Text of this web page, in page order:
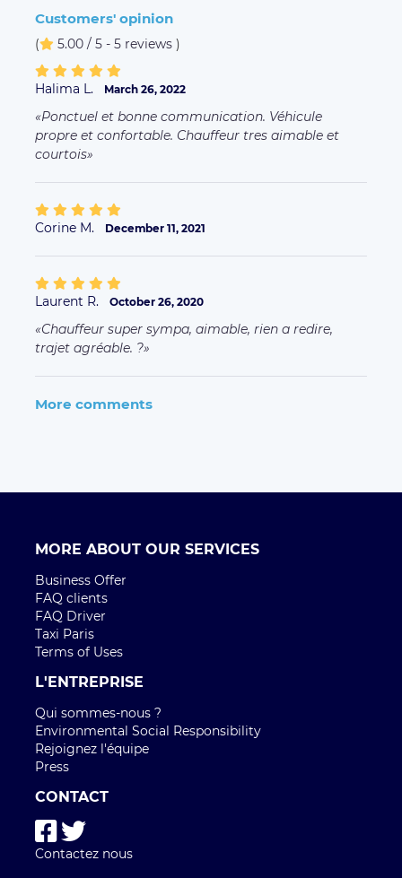
Customers' opinion
( 5.00 / 5 - 5 reviews )
Halima L. March 26, 2022
Ponctuel et bonne communication. Véhicule
propre et confortable. Chauffeur tres aimable et
courtois
Corine M. December 11, 2021
Laurent R. October 26, 2020
Chauffeur super sympa, aimable, rien a redire,
trajet agréable. ?
More comments
MORE ABOUT OUR SERVICES
Business Offer
FAQ clients
FAQ Driver
Taxi Paris
Terms of Uses
L'ENTREPRISE
Qui sommes-nous ?
Environmental Social Responsibility
Rejoignez l'équipe
Press
CONTACT
Contactez nous